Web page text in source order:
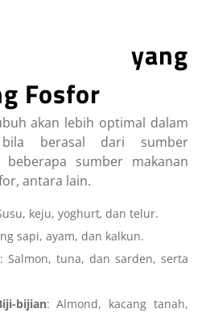
yang
Fosfor
akan lebih optimal dalam
berasal dari sumber
sumber makanan
,antara lain.
keju, yoghurt,dan telur.
sapi, ayam, dan kalkun.
: Salmon, tuna, dan sarden, serta
bijian: Almond, kacang tanah,